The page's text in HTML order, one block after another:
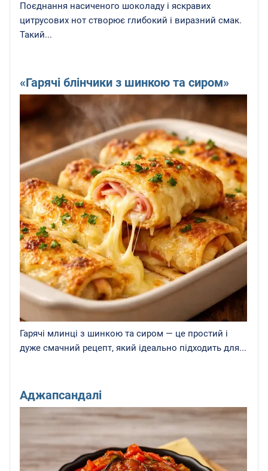
Поєднання насиченого шоколаду і яскравих
цитрусових нот створює глибокий і виразний смак.
Такий...
«Гарячі блінчики з шинкою та сиром»
Гарячі млинці з шинкою та сиром — це простий і
дуже смачний рецепт, який ідеально підходить для...
Аджапсандалі